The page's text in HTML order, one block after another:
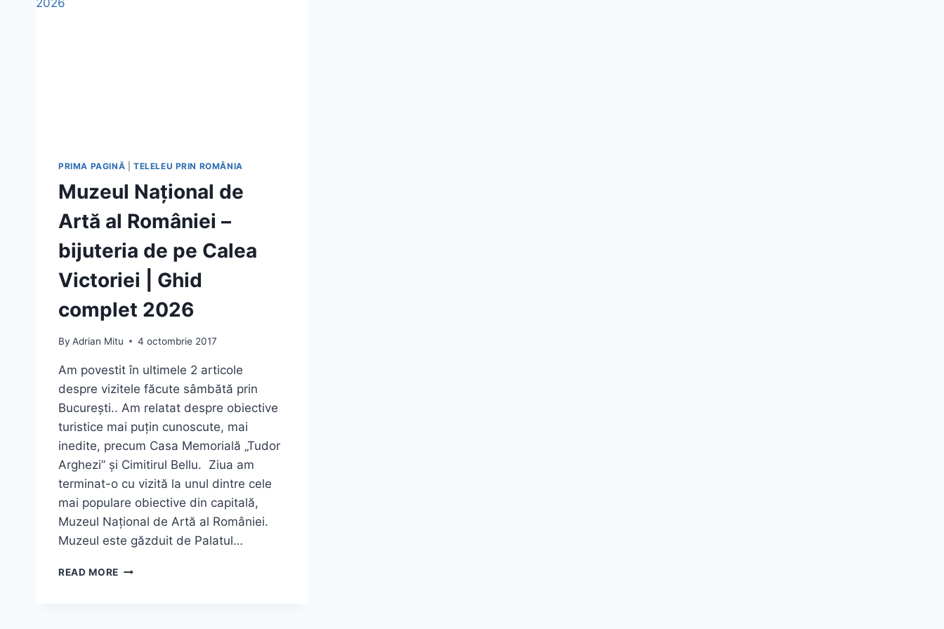
PRIMA PAGINĂ TELELEU PRIN ROMÂNIA
Muzeul Național de
Artă al României –
bijuteria de pe Calea
Victoriei | Ghid
complet 2026
By Adrian Mitu 4 octombrie 2017
Am povestit în ultimele 2 articole
despre vizitele făcute sâmbătă prin
București.. Am relatat despre obiective
turistice mai puțin cunoscute, mai
inedite, precum Casa Memorială „Tudor
Arghezi” și Cimitirul Bellu. Ziua am
terminat-o cu vizită la unul dintre cele
mai populare obiective din capitală,
Muzeul Național de Artă al României.
Muzeul este găzduit de Palatul…
READ MORE MUZEUL